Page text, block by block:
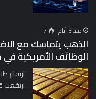
منذ 3 أيام 7
الذهب يتماسك مع
الوظائف الأمريكية في
ارتفاع
ارتفعت